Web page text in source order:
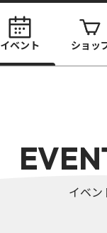
イベント ショッ
イベン